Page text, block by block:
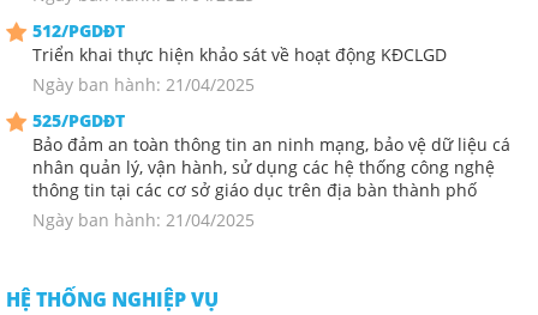
512/PGDĐT
Triển khai thực hiện khảo sát về hoạt động KĐCLGD
Ngày ban hành: 21/04/2025
525/PGDĐT
Bảo đảm an toàn thông tin an ninh mạng, bảo vệ dữ liệu cá
nhân quản lý, vận hành, sử dụng các hệ thống công nghệ
thông tin tại các cơ sở giáo dục trên địa bàn thành phố
Ngày ban hành: 21/04/2025
HỆ THỐNG NGHIỆP VỤ